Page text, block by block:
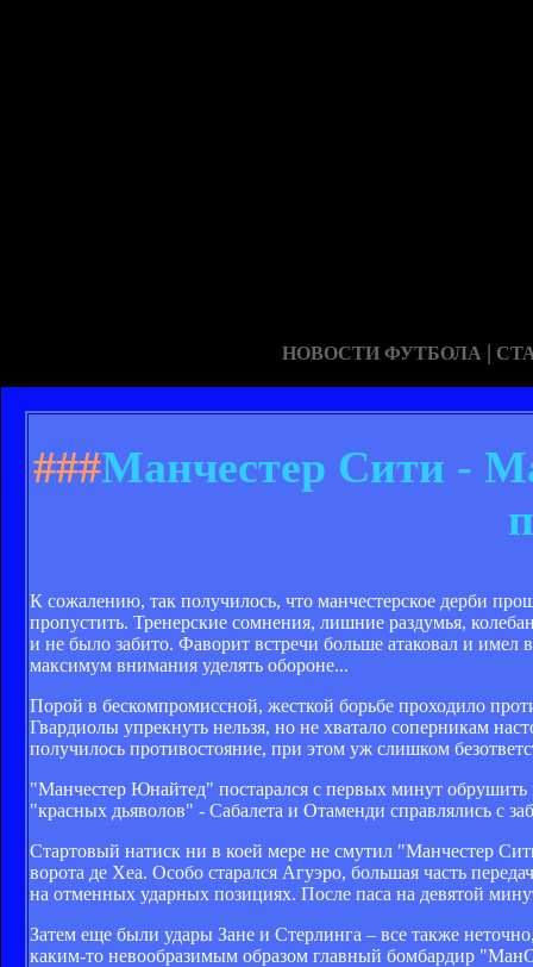
НОВОСТИ ФУТБОЛА |
###Манчестер Сити -
К сожалению, так получилось, что манчестерское дерби
пропустить. Тренерские сомнения, лишние раздумья,
и не было забито. Фаворит встречи больше атаковал и
максимум внимания уделять обороне...
Порой в бескомпромиссной, жесткой борьбе проходило
Гвардиолы упрекнуть нельзя, но не хватало соперникам
получилось противостояние, при этом уж слишком
"Манчестер Юнайтед" постарался с первых минут обрушить
"красных дьяволов" - Сабалета и Отаменди справлялись с
Стартовый натиск ни в коей мере не смутил "Манчестер
ворота де Хеа. Особо старался Агуэро, большая часть
на отменных ударных позициях. После паса на девятой
Затем еще были удары Зане и Стерлинга – все также
каким-то невообразимым образом главный бомбардир